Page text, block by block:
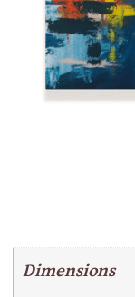
Dimensions